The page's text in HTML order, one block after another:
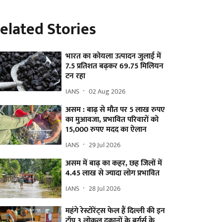
Stories
भारत का कोयला उत्पादन जुलाई में
7.5 प्रतिशत बढ़कर 69.75 मिलियन
टन रहा
IANS 02 Aug 2026
असम : बाढ़ से मौत पर 5 लाख रुपए
का मुआवजा, प्रभावित परिवारों को
15,000 रुपए मदद का ऐलान
IANS 29 Jul 2026
असम में बाढ़ का कहर, छह जिलों में
4.45 लाख से ज्यादा लोग प्रभावित
IANS 28 Jul 2026
महंगे रेस्टोरेंट्स फेल हैं दिल्ली की इन